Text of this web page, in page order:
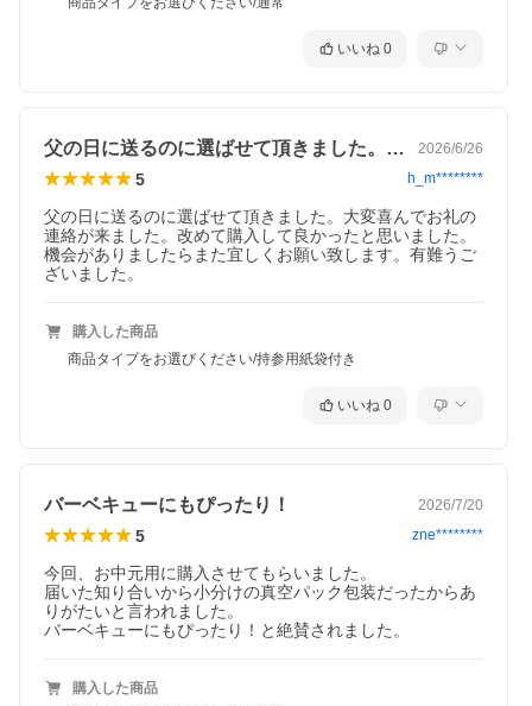
いいね 0
父の日に送るのに選ばせて頂きました。大… 2026/6/26
5 h_m********
父の日に送るのに選ばせて頂きました。大変喜んでお礼の
連絡が来ました。改めて購入して良かったと思いました。
機会がありましたらまた宜しくお願い致します。有難うご
ざいました。
購入した商品
商品タイプをお選びください/持参用紙袋付き
いいね 0
バーベキューにもぴったり！ 2026/7/20
5 zne********
今回、お中元用に購入させてもらいました。
届いた知り合いから小分けの真空パック包装だったからあ
りがたいと言われました。
バーベキューにもぴったり！と絶賛されました。
購入した商品